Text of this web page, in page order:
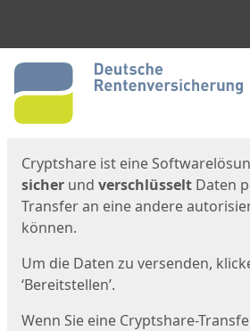
Start
Cryptshare ist eine
sicher und verschlüsselt Daten
Transfer an eine andere
können.
Um die Daten zu versenden,
‘Bereitstellen’.
Wenn Sie eine Cryptshare-